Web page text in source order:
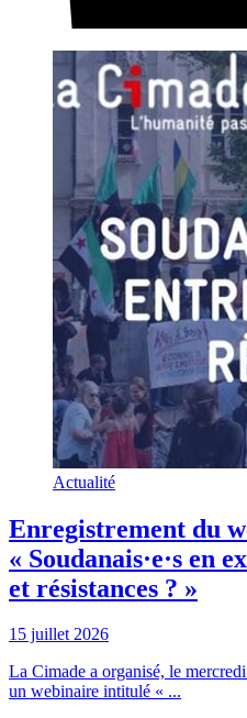
Actualité
Enregistrement du
« Soudanais·e·s en
et résistances ? »
15 juillet 2026
La Cimade a organisé, le
un webinaire intitulé « ...